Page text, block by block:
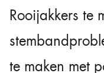
Rooijakkers te
te maken met